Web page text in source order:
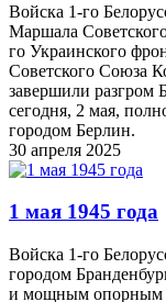
Войска 1-го
Маршала
го Украинского
Советского Союза
завершили разгром
сегодня, 2 мая,
городом Берлин.
30 апреля 2025
1 мая 1945 года
Войска 1-го
городом
и мощным опорным